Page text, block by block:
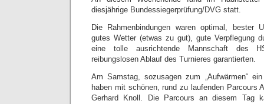
diesjährige Bundessiegerprüfung/DVG statt.
Die Rahmenbindungen waren optimal, bester
gutes Wetter (etwas zu gut), gute Verpflegung
eine tolle ausrichtende Mannschaft des
reibungslosen Ablauf des Turnieres garantierten.
Am Samstag, sozusagen zum „Aufwärmen“
haben mit schönen, rund zu laufenden Parcours
Gerhard Knoll. Die Parcours an diesem Tag